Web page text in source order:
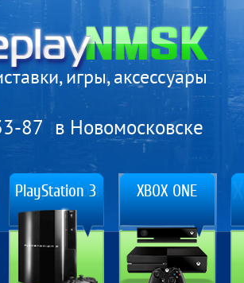
игры, аксессуары
87 в Новомосковске
PlayStation 3 XBOX ONE